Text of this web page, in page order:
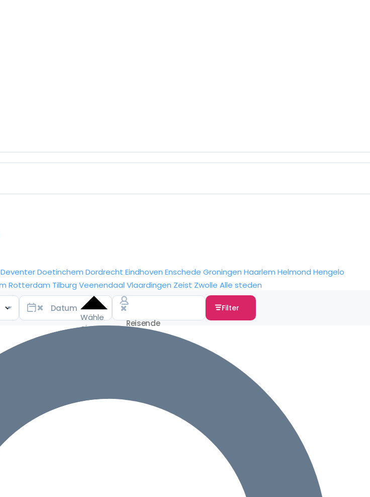
DeventerDoetinchem Dordrecht Eindhoven Enschede Groningen Haarlem Helmond Hengelo
Rotterdam Tilburg Veenendaal Vlaardingen Zeist Zwolle Alle steden
Wähle
ein
Filter